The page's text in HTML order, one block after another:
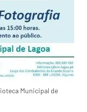
Municipal de